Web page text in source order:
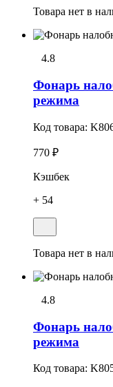
Товара нет в
4.8
Фонарь
режима
Код товара:
770 ₽
Кэшбек
+ 54
Товара нет в
4.8
Фонарь
режима
Код товара: